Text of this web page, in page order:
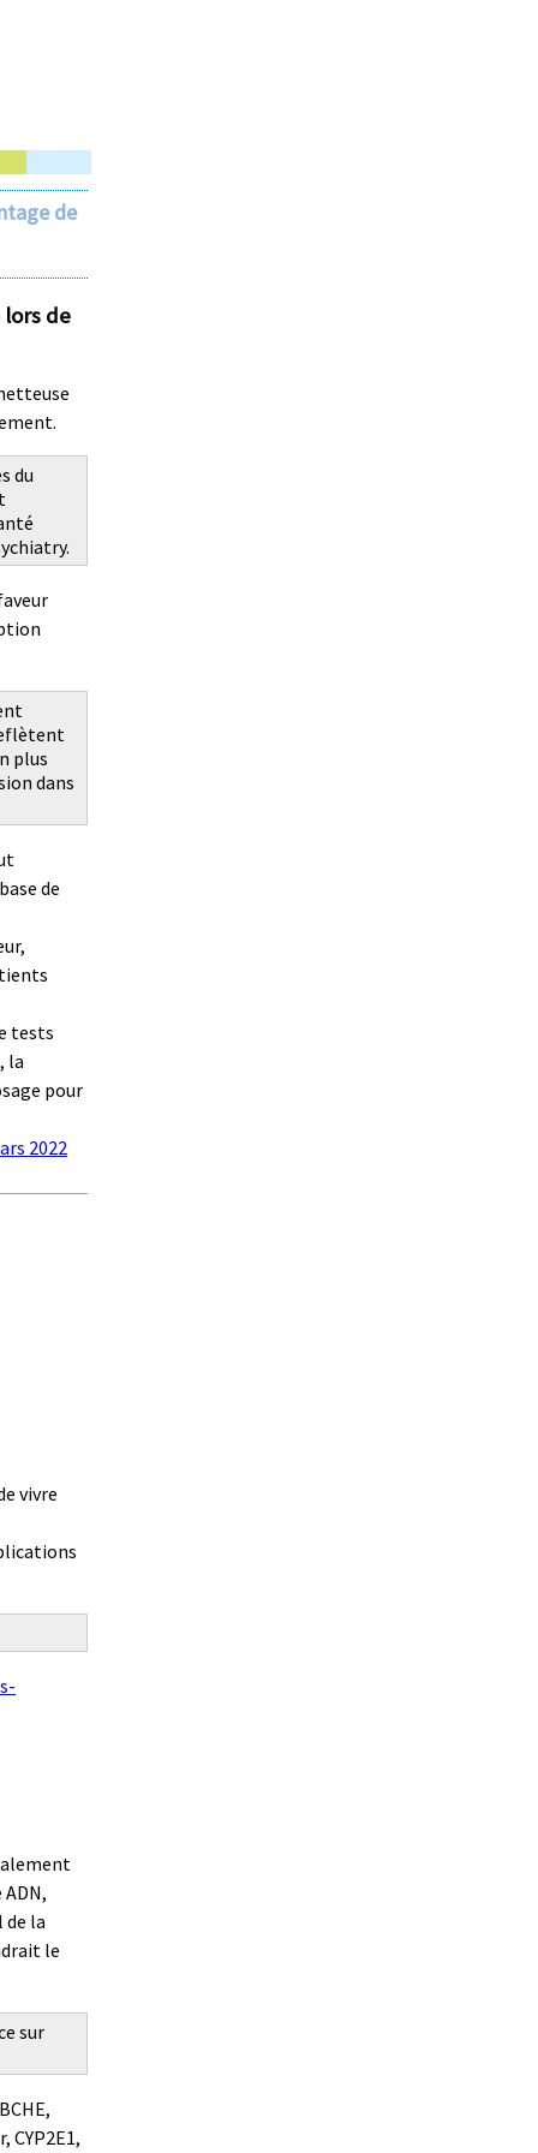
de
de
du
plus
dans
de
tests
la
pour
2022
vivre
la
le
sur
CYP2E1,